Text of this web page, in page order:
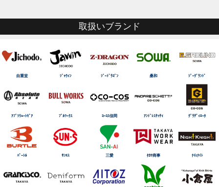
取扱いブランド
自重堂 ｼﾞｬｳｨﾝ ｼﾞｰﾄﾞﾗｺﾞﾝ 桑和 ｼﾞｰｸﾞﾗﾝﾄﾞ
ｱﾌﾞｿﾘｭｰﾄｷﾞｱ ﾌﾞﾙﾜｰｸｽ ｺｰｺｽ信岡 ｱﾝﾄﾞﾚｽｹｯﾃｨ ｸﾞﾗﾃﾞｨｴｰﾀ
ﾊﾞｰﾄﾙ ｻﾝｴｽ 三愛 ﾀｶﾔ商事 ﾅｲtﾅｲﾄ